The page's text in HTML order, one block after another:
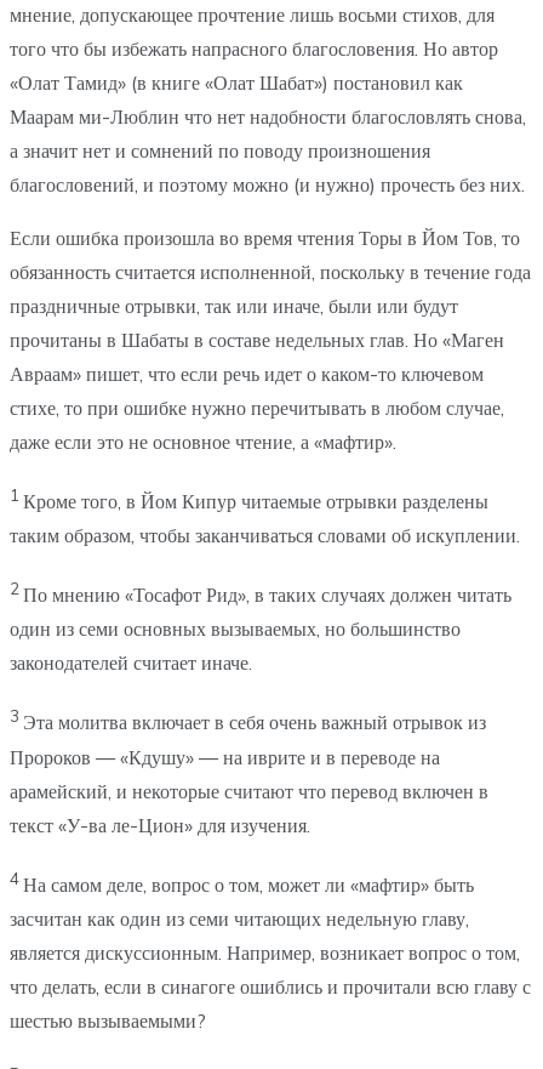
мнение, допускающее прочтение лишь восьми стихов, для
того что бы избежать напрасного благословения. Но автор
«Олат Тамид» (в книге «Олат Шабат») постановил как
Маарам ми-Люблин что нет надобности благословлять снова,
а значит нет и сомнений по поводу произношения
благословений, и поэтому можно (и нужно) прочесть без них.
Если ошибка произошла во время чтения Торы в Йом Тов, то
обязанность считается исполненной, поскольку в течение года
праздничные отрывки, так или иначе, были или будут
прочитаны в Шабаты в составе недельных глав. Но «Маген
Авраам» пишет, что если речь идет о каком-то ключевом
стихе, то при ошибке нужно перечитывать в любом случае,
даже если это не основное чтение, а «мафтир».
1 Кроме того, в Йом Кипур читаемые отрывки разделены
таким образом, чтобы заканчиваться словами об искуплении.
2 По мнению «Тосафот Рид», в таких случаях должен читать
один из семи основных вызываемых, но большинство
законодателей считает иначе.
3 Эта молитва включает в себя очень важный отрывок из
Пророков — «Кдушу» — на иврите и в переводе на
арамейский, и некоторые считают что перевод включен в
текст «У-ва ле-Цион» для изучения.
4На самом деле, вопрос о том, может ли «мафтир» быть
засчитан как один из семи читающих недельную главу,
является дискуссионным. Например, возникает вопрос о том,
что делать, если в синагоге ошиблись и прочитали всю главу с
шестью вызываемыми?